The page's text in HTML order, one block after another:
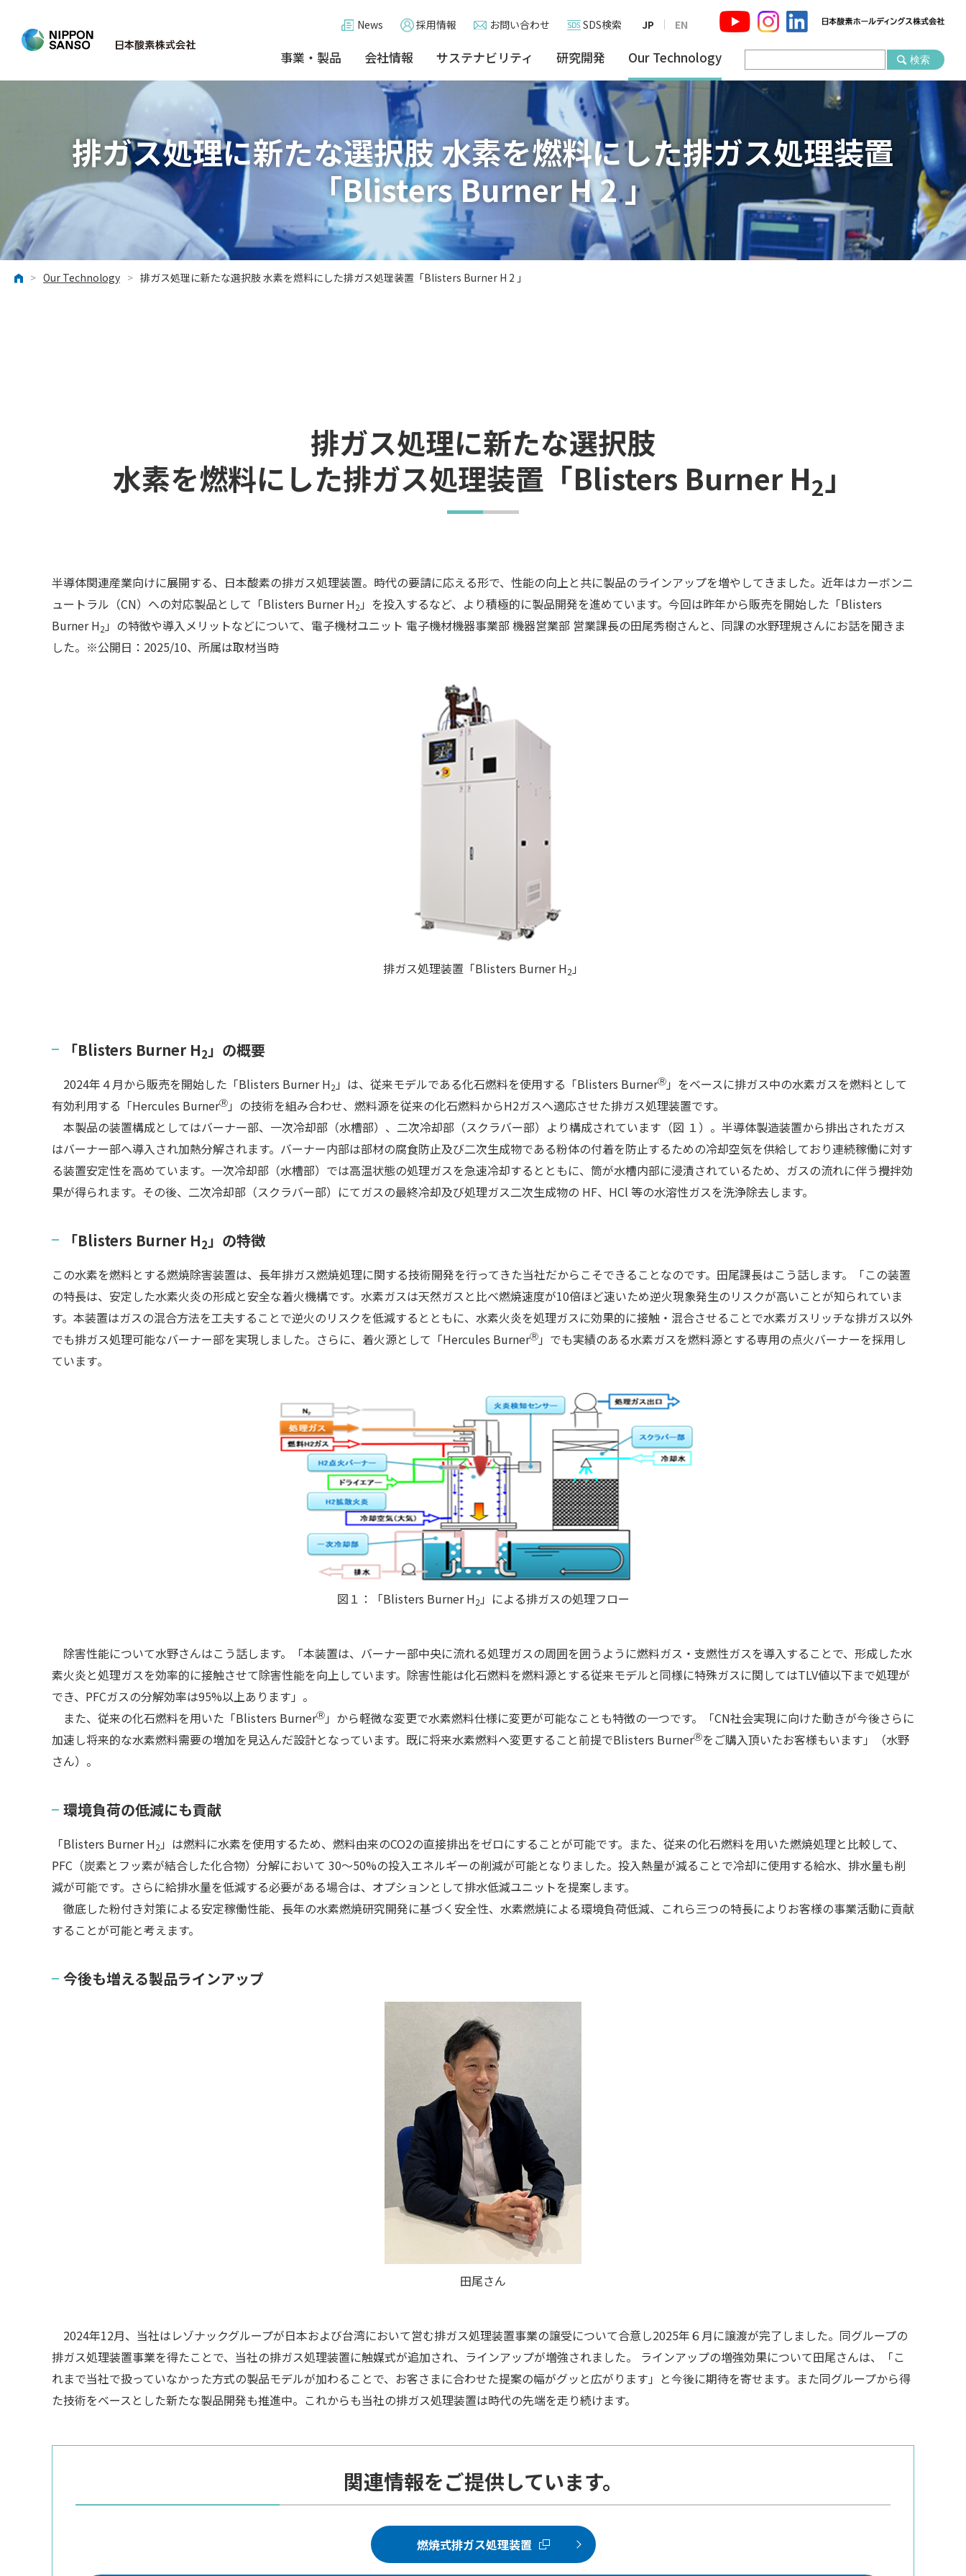
News 採用情報 お問い合わせ SDS検索 JP EN
事業・製品 会社情報 サステナビリティ 研究開発 Our Technology
排ガス処理に新たな選択肢 水素を燃料にした排ガス処理装置
「Blisters Burner H 2 」
ホーム
> Our Technology > 排ガス処理に新たな選択肢 水素を燃料にした排ガス処理装置「Blisters Burner H 2 」
排ガス処理に新たな選択肢
水素を燃料にした排ガス処理装置「Blisters Burner H2」
半導体関連産業向けに展開する、日本酸素の排ガス処理装置。時代の要請に応える形で、性能の向上と共に製品のラインアップを増やしてきました。近年はカーボンニ
ュートラル（CN）への対応製品として「Blisters Burner H2 」を投入するなど、より積極的に製品開発を進めています。今回は昨年から販売を開始した「Blisters
Burner H2 」の特徴や導入メリットなどについて、電子機材ユニット 電子機材機器事業部 機器営業部 営業課長の田尾秀樹さんと、同課の水野理規さんにお話を聞きま
した。※公開日：2025/10、所属は取材当時
排ガス処理装置「Blisters Burner H2 」
「Blisters Burner H2」の概要
2024年４月から販売を開始した「Blisters Burner H2 」は、従来モデルである化石燃料を使用する「Blisters BurnerⓇ 」をベースに排ガス中の水素ガスを燃料として
有効利用する「Hercules BurnerⓇ 」の技術を組み合わせ、燃料源を従来の化石燃料からH2ガスへ適応させた排ガス処理装置です。
本製品の装置構成としてはバーナー部、一次冷却部（水槽部）、二次冷却部（スクラバー部）より構成されています（図 １）。半導体製造装置から排出されたガス
はバーナー部へ導入され加熱分解されます。バーナー内部は部材の腐食防止及び二次生成物である粉体の付着を防止するための冷却空気を供給しており連続稼働に対す
る装置安定性を高めています。一次冷却部（水槽部）では高温状態の処理ガスを急速冷却するとともに、筒が水槽内部に浸漬されているため、ガスの流れに伴う攪拌効
果が得られます。その後、二次冷却部（スクラバー部）にてガスの最終冷却及び処理ガス二次生成物の HF、HCl 等の水溶性ガスを洗浄除去します。
「Blisters Burner H2」の特徴
この水素を燃料とする燃焼除害装置は、長年排ガス燃焼処理に関する技術開発を行ってきた当社だからこそできることなのです。田尾課長はこう話します。「この装置
の特長は、安定した水素火炎の形成と安全な着火機構です。水素ガスは天然ガスと比べ燃焼速度が10倍ほど速いため逆火現象発生のリスクが高いことが知られていま
す。本装置はガスの混合方法を工夫することで逆火のリスクを低減するとともに、水素火炎を処理ガスに効果的に接触・混合させることで水素ガスリッチな排ガス以外
でも排ガス処理可能なバーナー部を実現しました。さらに、着火源として「Hercules BurnerⓇ 」でも実績のある水素ガスを燃料源とする専用の点火バーナーを採用し
ています｡
図１：「Blisters Burner H2 」による排ガスの処理フロー
除害性能について水野さんはこう話します。「本装置は、バーナー部中央に流れる処理ガスの周囲を囲うように燃料ガス・支燃性ガスを導入することで、形成した水
素火炎と処理ガスを効率的に接触させて除害性能を向上しています。除害性能は化石燃料を燃料源とする従来モデルと同様に特殊ガスに関してはTLV値以下まで処理が
でき、PFCガスの分解効率は95%以上あります」。
また、従来の化石燃料を用いた「Blisters BurnerⓇ 」から軽微な変更で水素燃料仕様に変更が可能なことも特徴の一つです。「CN社会実現に向けた動きが今後さらに
加速し将来的な水素燃料需要の増加を見込んだ設計となっています。既に将来水素燃料へ変更すること前提でBlisters BurnerⓇをご購入頂いたお客様もいます」（水野
さん）。
環境負荷の低減にも貢献
「Blisters Burner H2 」は燃料に水素を使用するため、燃料由来のCO2の直接排出をゼロにすることが可能です。また、従来の化石燃料を用いた燃焼処理と比較して、
PFC（炭素とフッ素が結合した化合物）分解において 30～50%の投入エネルギーの削減が可能となりました。投入熱量が減ることで冷却に使用する給水、排水量も削
減が可能です。さらに給排水量を低減する必要がある場合は、オプションとして排水低減ユニットを提案します。
徹底した粉付き対策による安定稼働性能、長年の水素燃焼研究開発に基づく安全性、水素燃焼による環境負荷低減、これら三つの特長によりお客様の事業活動に貢献
することが可能と考えます。
今後も増える製品ラインアップ
田尾さん
2024年12月、当社はレゾナックグループが日本および台湾において営む排ガス処理装置事業の譲受について合意し2025年６月に譲渡が完了しました。同グループの
排ガス処理装置事業を得たことで、当社の排ガス処理装置に触媒式が追加され、ラインアップが増強されました。 ラインアップの増強効果について田尾さんは、「こ
れまで当社で扱っていなかった方式の製品モデルが加わることで、お客さまに合わせた提案の幅がグッと広がります」と今後に期待を寄せます。また同グループから得
た技術をベースとした新たな製品開発も推進中。これからも当社の排ガス処理装置は時代の先端を走り続けます。
関連情報をご提供しています。
燃焼式排ガス処理装置